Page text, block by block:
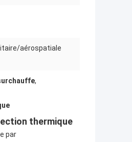
aérospatiale
,
thermique
par